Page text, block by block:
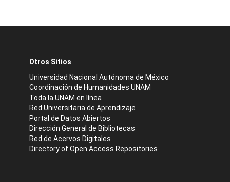
Otros Sitios
Universidad Nacional Autónoma de México
Coordinación de Humanidades UNAM
Toda la UNAM en línea
Red Universitaria de Aprendizaje
Portal de Datos Abiertos
Dirección General de Bibliotecas
Red de Acervos Digitales
Directory of Open Access Repositories